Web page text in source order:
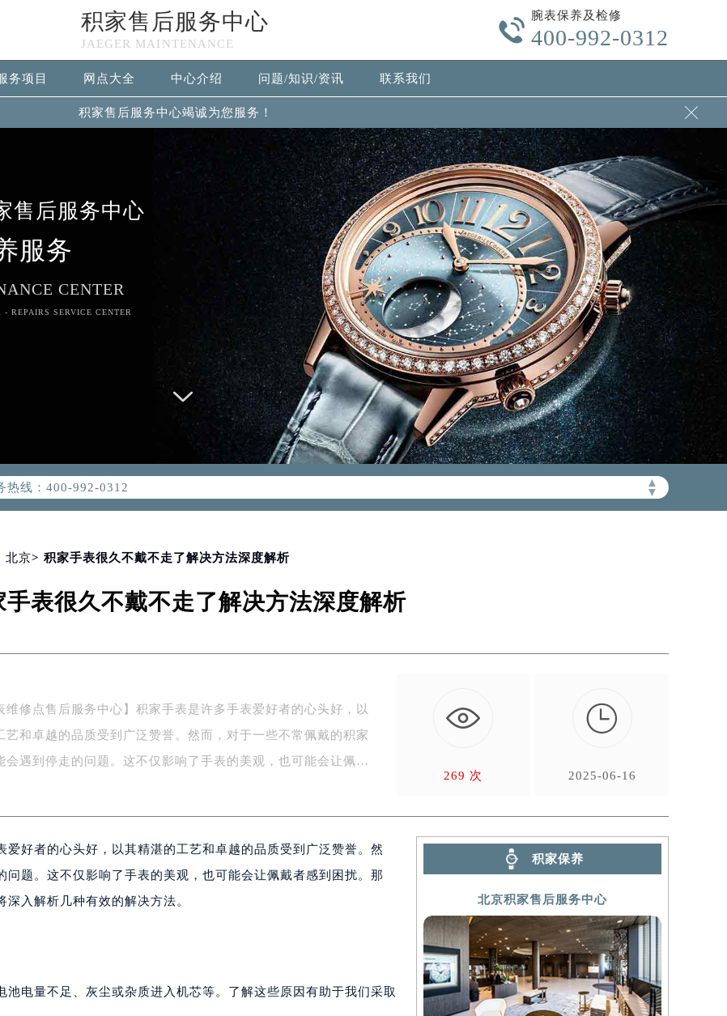
积家售后服务中心
JAEGER MAINTENANCE

腕表保养及检修
400-992-0312
务项目 网点大全 中心介绍 问题/知识/资讯 联系我们
积家售后服务中心竭诚为您服务！ 
售后服务中心
服务
CENTER
REPAIRS SERVICE CENTER
▲
▼
升级公告
热线：400-992-0312
，服务覆盖中国大陆、香港、澳门、台湾全部区域（非大陆需加拨“+86”）
地址：
楼W3座6层602室（需提前预约）
2座37层3705室（需提前预约）
楼1号楼18层1803室（需提前预约）
字楼1号楼16层1604室（需提前预约）
中心东塔写字楼（华润万象城）17层1706室（需提前预约）
心写字楼8层805室（需提前预约）
中心写字楼A座13层1304室（需提前预约）
双子塔（中央广场）A1座办公楼14层07室（需提前预约）
心写字楼A塔7层704室（需提前预约）
写字楼17层1701室（需提前预约）
写字楼1座30层05室（需提前预约）
北京> 积家手表很久不戴不走了解决方法深度解析
手表很久不戴不走了解决方法深度解析
维修点售后服务中心】积家手表是许多手表爱好者的心头好，以
艺和卓越的品质受到广泛赞誉。然而，对于一些不常佩戴的积家
会遇到停走的问题。这不仅影响了手表的美观，也可能会让佩
269 次

2025-06-16
爱好者的心头好，以其精湛的工艺和卓越的品质受到广泛赞誉。然
题。这不仅影响了手表的美观，也可能会让佩戴者感到困扰。那
入解析几种有效的解决方法。
电量不足、灰尘或杂质进入机芯等。了解这些原因有助于我们采取
积家保养
北京积家售后服务中心